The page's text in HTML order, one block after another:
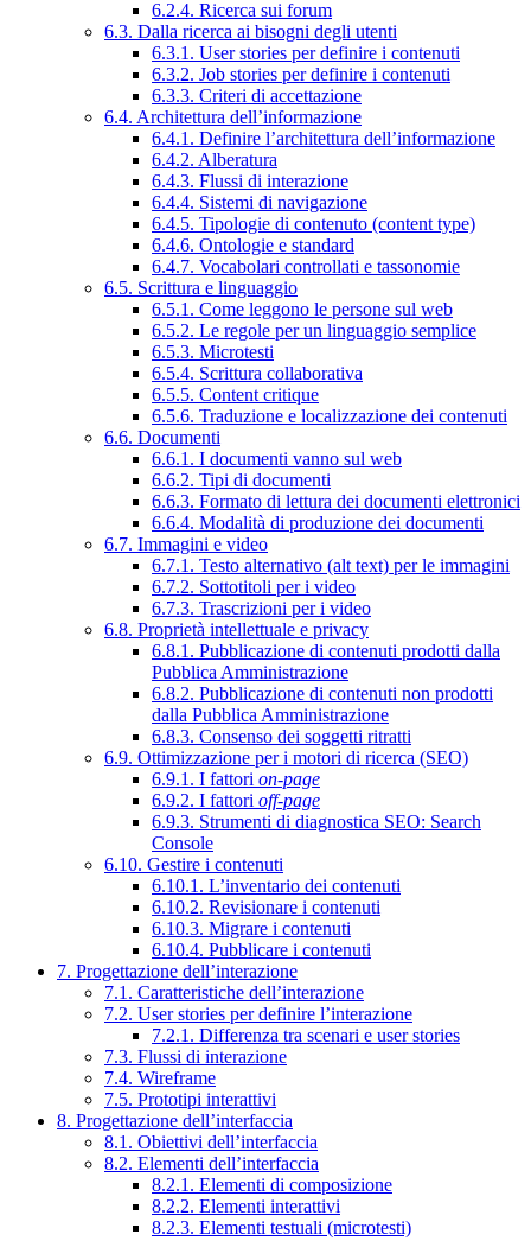
6.2.4. Ricerca sui forum
6.3. Dalla ricerca ai bisogni degli utenti
6.3.1. User stories per definire i contenuti
6.3.2. Job stories per definire i contenuti
6.3.3. Criteri di accettazione
6.4. Architettura dell’informazione
6.4.1. Definire l’architettura dell’informazione
6.4.2. Alberatura
6.4.3. Flussi di interazione
6.4.4. Sistemi di navigazione
6.4.5. Tipologie di contenuto (content type)
6.4.6. Ontologie e standard
6.4.7. Vocabolari controllati e tassonomie
6.5. Scrittura e linguaggio
6.5.1. Come leggono le persone sul web
6.5.2. Le regole per un linguaggio semplice
6.5.3. Microtesti
6.5.4. Scrittura collaborativa
6.5.5. Content critique
6.5.6. Traduzione e localizzazione dei contenuti
6.6. Documenti
6.6.1. I documenti vanno sul web
6.6.2. Tipi di documenti
6.6.3. Formato di lettura dei documenti elettronici
6.6.4. Modalità di produzione dei documenti
6.7. Immagini e video
6.7.1. Testo alternativo (alt text) per le immagini
6.7.2. Sottotitoli per i video
6.7.3. Trascrizioni per i video
6.8. Proprietà intellettuale e privacy
6.8.1. Pubblicazione di contenuti prodotti dalla
Pubblica Amministrazione
6.8.2. Pubblicazione di contenuti non prodotti
dalla Pubblica Amministrazione
6.8.3. Consenso dei soggetti ritratti
6.9. Ottimizzazione per i motori di ricerca (SEO)
6.9.1. I fattori on-page
6.9.2. I fattori off-page
6.9.3. Strumenti di diagnostica SEO: Search
Console
6.10. Gestire i contenuti
6.10.1. L’inventario dei contenuti
6.10.2. Revisionare i contenuti
6.10.3. Migrare i contenuti
6.10.4. Pubblicare i contenuti
7. Progettazione dell’interazione
7.1. Caratteristiche dell’interazione
7.2. User stories per definire l’interazione
7.2.1. Differenza tra scenari e user stories
7.3. Flussi di interazione
7.4. Wireframe
7.5. Prototipi interattivi
8. Progettazione dell’interfaccia
8.1. Obiettivi dell’interfaccia
8.2. Elementi dell’interfaccia
8.2.1. Elementi di composizione
8.2.2. Elementi interattivi
8.2.3. Elementi testuali (microtesti)